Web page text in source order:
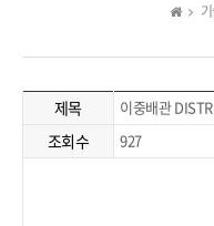
제목 이중배관
조회수 927